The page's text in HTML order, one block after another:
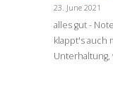
23. June 2021
alles gut -
klappt's auch
Unterhaltung,